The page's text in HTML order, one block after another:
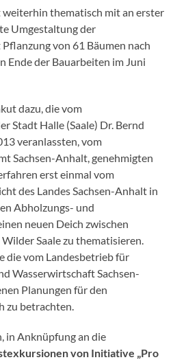
weiterhin thematisch mit an erster
Umgestaltung der
von 61 Bäumen nach
Ende der Bauarbeiten im Juni
dazu, die vom
Stadt Halle (Saale) Dr. Bernd
veranlassten, vom
Sachsen-Anhalt, genehmigten
erst einmal vom
des Landes Sachsen-Anhalt in
Abholzungs- und
neuen Deich zwischen
Saale zu thematisieren.
die vom Landesbetrieb für
Wasserwirtschaft Sachsen-
Planungen für den
zu betrachten.
in Anknüpfung an die
von Initiative „Pro